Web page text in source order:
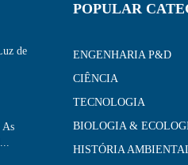
de
As
POPULAR
ENGENHARIA P&D
CIÊNCIA
TECNOLOGIA
BIOLOGIA &
HISTÓRIA